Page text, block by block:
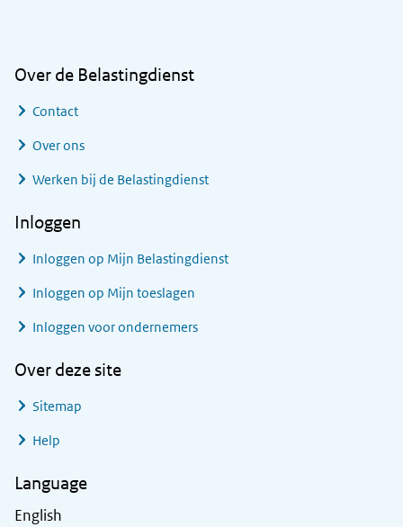
Over de Belastingdienst
Contact
Over ons
Werken bij de Belastingdienst
Inloggen
Inloggen op Mijn Belastingdienst
Inloggen op Mijn toeslagen
Inloggen voor ondernemers
Over deze site
Sitemap
Help
Language
English